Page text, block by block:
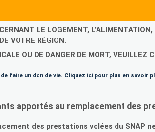
LE LOGEMENT,
DE VOTRE RÉGION.
OU DE DANGER DE MORT, VEUILLEZ
faire un don de vie. Cliquez ici pour plus en savoir
apportés au remplacement des
des prestations volées du SNAP